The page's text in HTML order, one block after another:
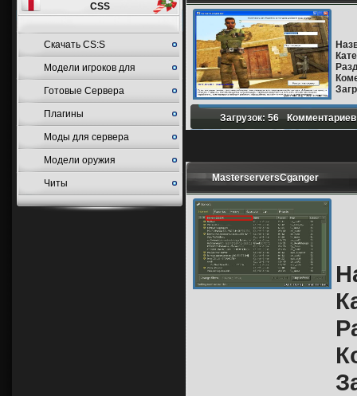
CSS
Cкачать CS:S
Модели игроков для
CSS
Готовые Сервера
Плагины
Моды для сервера
Модели оружия
Читы
Загрузок: 56
MasterserversCganger